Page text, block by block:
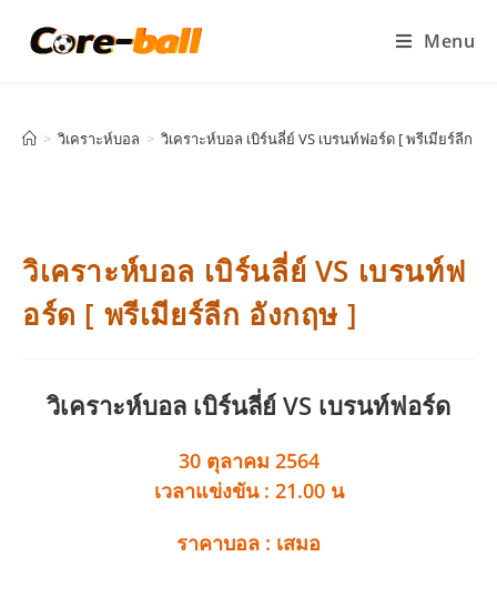
Menu
> วิเคราะห์บอล > วิเคราะห์บอล เบิร์นลี่ย์ VS เบรนท์ฟอร์ด [ พรีเมียร์ลีก อั
วิเคราะห์บอล เบิร์นลี่ย์ VS เบรนท์ฟ
อร์ด [ พรีเมียร์ลีก อังกฤษ ]
วิเคราะห์บอล เบิร์นลี่ย์ VS เบรนท์ฟอร์ด
30 ตุลาคม 2564
เวลาแข่งขัน : 21.00 น
ราคาบอล : เสมอ